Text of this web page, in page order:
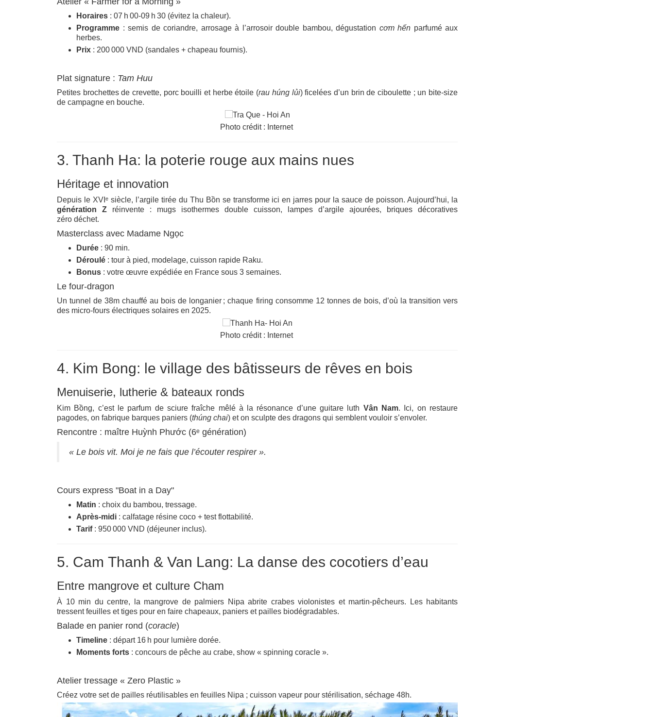
Horaires : 07 h 00‑09 h 30 (évitez la chaleur).
Programme : semis de coriandre, arrosage à l’arrosoir double bambou, dégustation cơm hến parfumé aux
herbes.
Prix : 200 000 VND (sandales + chapeau fournis).
Plat signature : Tam Huu
Petites brochettes de crevette, porc bouilli et herbe étoile (rau húng lủi) ficelées d’un brin de ciboulette ; un bite‑size
de campagne en bouche.
Photo crédit : Internet
3. Thanh Ha: la poterie rouge aux mains nues
Héritage et innovation
Depuis le XVIᵉ siècle, l’argile tirée du Thu Bồn se transforme ici en jarres pour la sauce de poisson. Aujourd’hui, la
génération Z réinvente : mugs isothermes double cuisson, lampes d’argile ajourées, briques décoratives
zéro déchet.
Masterclass avec Madame Ngọc
Durée : 90 min.
Déroulé : tour à pied, modelage, cuisson rapide Raku.
Bonus : votre œuvre expédiée en France sous 3 semaines.
Le four‑dragon
Un tunnel de 38m chauffé au bois de longanier ; chaque firing consomme 12 tonnes de bois, d’où la transition vers
des micro‑fours électriques solaires en 2025.
Photo crédit : Internet
4. Kim Bong: le village des bâtisseurs de rêves en bois
Menuiserie, lutherie & bateaux ronds
Kim Bồng, c’est le parfum de sciure fraîche mêlé à la résonance d’une guitare luth Vân Nam. Ici, on restaure
pagodes, on fabrique barques paniers (thúng chai) et on sculpte des dragons qui semblent vouloir s’envoler.
Rencontre : maître Huỳnh Phước (6ᵉ génération)
« Le bois vit. Moi je ne fais que l’écouter respirer ».
Cours express "Boat in a Day"
Matin : choix du bambou, tressage.
Après‑midi : calfatage résine coco + test flottabilité.
Tarif: 950 000 VND (déjeuner inclus).
5. Cam Thanh & Van Lang: La danse des cocotiers d’eau
Entre mangrove et culture Cham
À 10 min du centre, la mangrove de palmiers Nipa abrite crabes violonistes et martin‑pêcheurs. Les habitants
tressent feuilles et tiges pour en faire chapeaux, paniers et pailles biodégradables.
Balade en panier rond (coracle)
Timeline : départ 16 h pour lumière dorée.
Moments forts : concours de pêche au crabe, show « spinning coracle ».
Atelier tressage « Zero Plastic »
Créez votre set de pailles réutilisables en feuilles Nipa ; cuisson vapeur pour stérilisation, séchage 48h.